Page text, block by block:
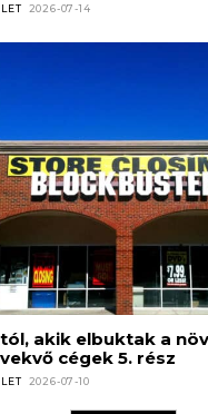
2026-07-14
akik elbuktak a
cégek 5. rész
2026-07-10